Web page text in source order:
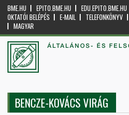
BME.HU EPITO.BME.HU EDU.EPITO.BME.HU
OKTATÓI BELÉPÉS
E-MAIL TELEFONKÖNYV
MAGYAR
ÁLTALÁNOS- ÉS
BENCZE-KOVÁCS VIRÁG